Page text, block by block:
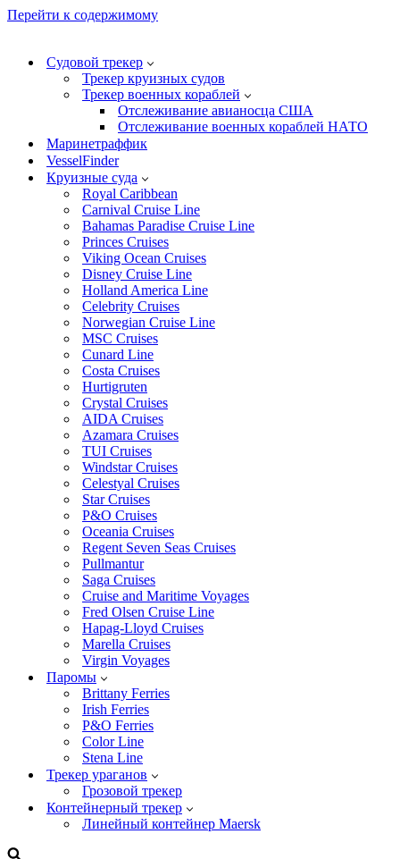
Перейти к содержимому
Судовой трекер
Трекер круизных судов
Трекер военных кораблей
Отслеживание авианосца США
Отслеживание военных кораблей НАТО
Маринетраффик
VesselFinder
Круизные суда
Royal Caribbean
Carnival Cruise Line
Bahamas Paradise Cruise Line
Princes Cruises
Viking Ocean Cruises
Disney Cruise Line
Holland America Line
Celebrity Cruises
Norwegian Cruise Line
MSC Cruises
Cunard Line
Costa Cruises
Hurtigruten
Crystal Cruises
AIDA Cruises
Azamara Cruises
TUI Cruises
Windstar Cruises
Celestyal Cruises
Star Cruises
P&O Cruises
Oceania Cruises
Regent Seven Seas Cruises
Pullmantur
Saga Cruises
Cruise and Maritime Voyages
Fred Olsen Cruise Line
Hapag-Lloyd Cruises
Marella Cruises
Virgin Voyages
Паромы
Brittany Ferries
Irish Ferries
P&O Ferries
Color Line
Stena Line
Трекер ураганов
Грозовой трекер
Контейнерный трекер
Линейный контейнер Maersk